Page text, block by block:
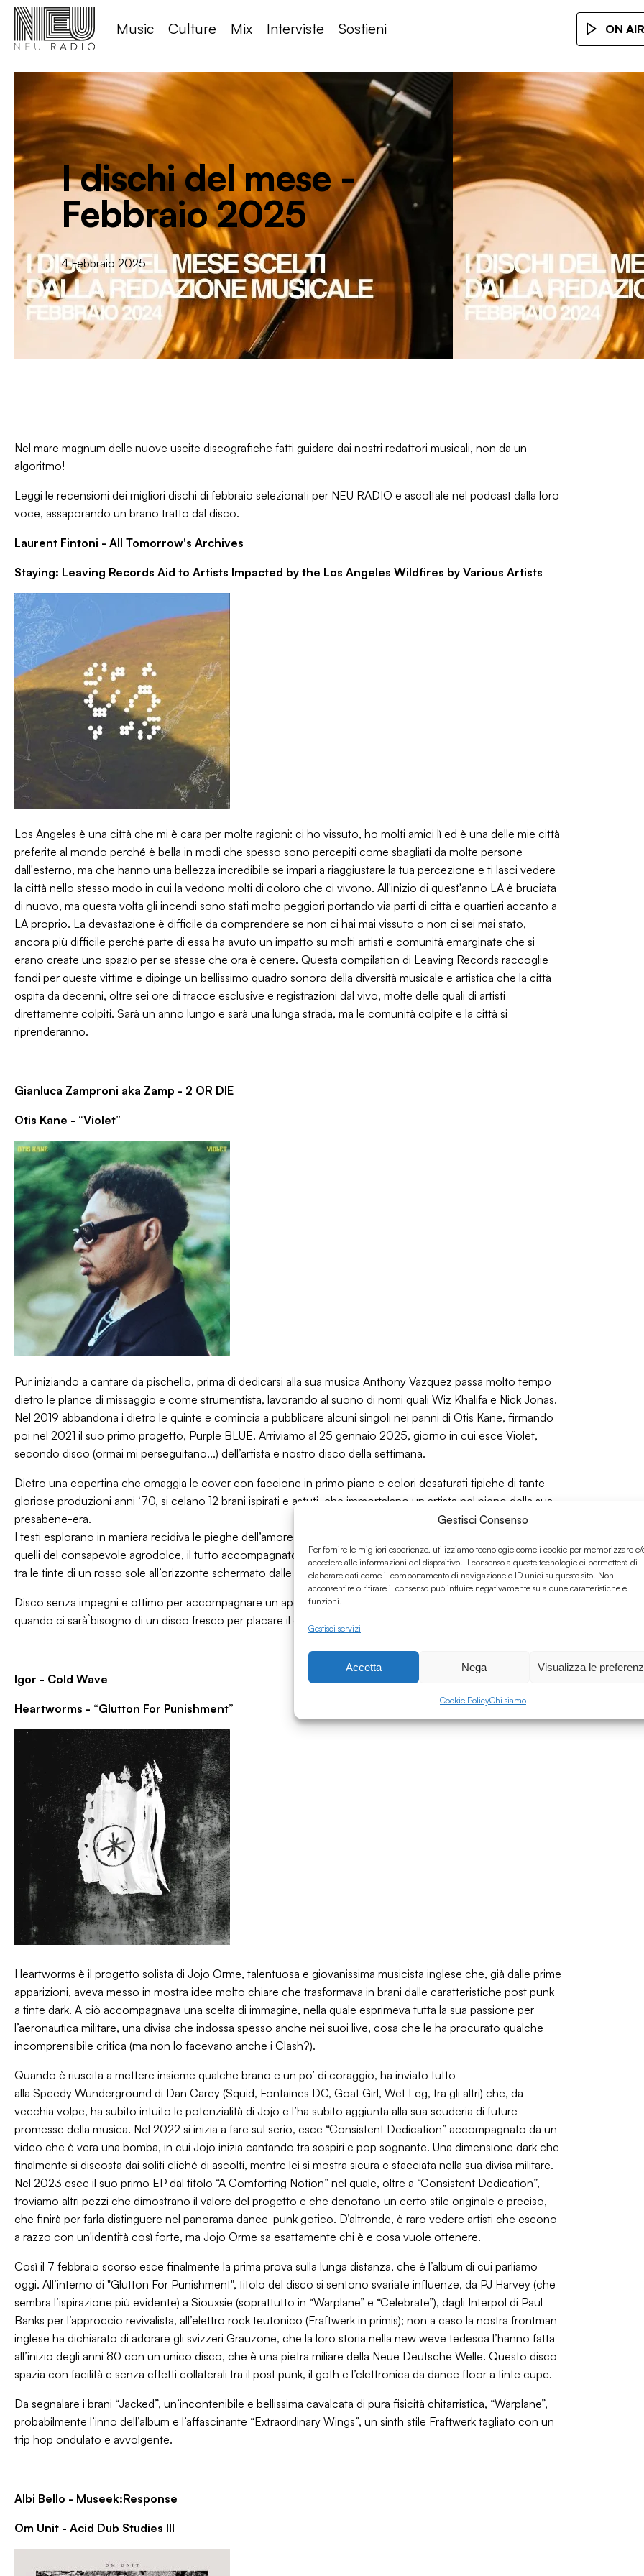
Gestisci Consenso
Per fornire le migliori esperienze, utilizziamo tecnologie come i cookie per memorizzare e/
accedere alle informazioni del dispositivo. Il consenso a queste tecnologie ci permetterà di
elaborare dati come il comportamento di navigazione o ID unici su questo sito. Non
acconsentire o ritirare il consenso può influire negativamente su alcune caratteristiche e
funzioni.
Gestisci servizi
Accetta Nega Visualizza le
Cookie PolicyChi siamo
Music Culture Mix Interviste Sostieni ON
I dischi del mese -
Febbraio 2025
4 Febbraio 2025
Nel mare magnum delle nuove uscite discografiche fatti guidare dai nostri redattori musicali, non da un
algoritmo!
Leggi le recensioni dei migliori dischi di febbraio selezionati per NEU RADIO e ascoltale nel podcast dalla loro
voce, assaporando un brano tratto dal disco.
Laurent Fintoni - All Tomorrow's Archives
Staying: Leaving Records Aid to Artists Impacted by the Los Angeles Wildfires by Various Artists
Los Angeles è una città che mi è cara per molte ragioni: ci ho vissuto, ho molti amici lì ed è una delle mie città
preferite al mondo perché è bella in modi che spesso sono percepiti come sbagliati da molte persone
dall'esterno, ma che hanno una bellezza incredibile se impari a riaggiustare la tua percezione e ti lasci vedere
la città nello stesso modo in cui la vedono molti di coloro che ci vivono. All'inizio di quest'anno LA è bruciata
di nuovo, ma questa volta gli incendi sono stati molto peggiori portando via parti di città e quartieri accanto a
LA proprio. La devastazione è difficile da comprendere se non ci hai mai vissuto o non ci sei mai stato,
ancora più difficile perché parte di essa ha avuto un impatto su molti artisti e comunità emarginate che si
erano create uno spazio per se stesse che ora è cenere. Questa compilation di Leaving Records raccoglie
fondi per queste vittime e dipinge un bellissimo quadro sonoro della diversità musicale e artistica che la città
ospita da decenni, oltre sei ore di tracce esclusive e registrazioni dal vivo, molte delle quali di artisti
direttamente colpiti. Sarà un anno lungo e sarà una lunga strada, ma le comunità colpite e la città si
riprenderanno.
Gianluca Zamproni aka Zamp - 2 OR DIE
Otis Kane - “Violet”
Pur iniziando a cantare da pischello, prima di dedicarsi alla sua musica Anthony Vazquez passa molto tempo
dietro le plance di missaggio e come strumentista, lavorando al suono di nomi quali Wiz Khalifa e Nick Jonas.
Nel 2019 abbandona i dietro le quinte e comincia a pubblicare alcuni singoli nei panni di Otis Kane, firmando
poi nel 2021 il suo primo progetto, Purple BLUE. Arriviamo al 25 gennaio 2025, giorno in cui esce Violet,
secondo disco (ormai mi perseguitano...) dell’artista e nostro disco della settimana.
Dietro una copertina che omaggia le cover con faccione in primo piano e colori desaturati tipiche di tante
gloriose produzioni anni ‘70, si celano 12 brani ispirati e astuti, che immortalano un artista nel pieno della sua
presabene-era.
I testi esplorano in maniera recidiva le pieghe dell’amore nei suoi vari stadi, dall’epoca del solo miele e fuoco a
quelli del consapevole agrodolce, il tutto accompagnato da un bel souly/funky/r’n’by sound che ci proietta
tra le tinte di un rosso sole all’orizzonte schermato dalle palme di Los Angeles, terra natale di Kane.
Disco senza impegni e ottimo per accompagnare un aperitivo in terrazza, magari fra qualche mesetto,
quando ci sarà̀ bisogno di un disco fresco per placare il caldo.
Igor - Cold Wave
Heartworms - “Glutton For Punishment”
Heartworms è il progetto solista di Jojo Orme, talentuosa e giovanissima musicista inglese che, già dalle prime
apparizioni, aveva messo in mostra idee molto chiare che trasformava in brani dalle caratteristiche post punk
a tinte dark. A ciò accompagnava una scelta di immagine, nella quale esprimeva tutta la sua passione per
l’aeronautica militare, una divisa che indossa spesso anche nei suoi live, cosa che le ha procurato qualche
incomprensibile critica (ma non lo facevano anche i Clash?).
Quando è riuscita a mettere insieme qualche brano e un po’ di coraggio, ha inviato tutto
alla Speedy Wunderground di Dan Carey (Squid, Fontaines DC, Goat Girl, Wet Leg, tra gli altri) che, da
vecchia volpe, ha subito intuito le potenzialità di Jojo e l’ha subito aggiunta alla sua scuderia di future
promesse della musica. Nel 2022 si inizia a fare sul serio, esce “Consistent Dedication” accompagnato da un
video che è vera una bomba, in cui Jojo inizia cantando tra sospiri e pop sognante. Una dimensione dark che
finalmente si discosta dai soliti cliché di ascolti, mentre lei si mostra sicura e sfacciata nella sua divisa militare.
Nel 2023 esce il suo primo EP dal titolo “A Comforting Notion” nel quale, oltre a “Consistent Dedication”,
troviamo altri pezzi che dimostrano il valore del progetto e che denotano un certo stile originale e preciso,
che finirà per farla distinguere nel panorama dance-punk gotico. D’altronde, è raro vedere artisti che escono
a razzo con un'identità così forte, ma Jojo Orme sa esattamente chi è e cosa vuole ottenere.
Così il 7 febbraio scorso esce finalmente la prima prova sulla lunga distanza, che è l’album di cui parliamo
oggi. All’interno di "Glutton For Punishment", titolo del disco si sentono svariate influenze, da PJ Harvey (che
sembra l’ispirazione più evidente) a Siouxsie (soprattutto in “Warplane” e “Celebrate”), dagli Interpol di Paul
Banks per l’approccio revivalista, all’elettro rock teutonico (Fraftwerk in primis); non a caso la nostra frontman
inglese ha dichiarato di adorare gli svizzeri Grauzone, che la loro storia nella new weve tedesca l’hanno fatta
all’inizio degli anni 80 con un unico disco, che è una pietra miliare della Neue Deutsche Welle. Questo disco
spazia con facilità e senza effetti collaterali tra il post punk, il goth e l’elettronica da dance floor a tinte cupe.
Da segnalare i brani “Jacked”, un’incontenibile e bellissima cavalcata di pura fisicità chitarristica, “Warplane”,
probabilmente l’inno dell’album e l’affascinante “Extraordinary Wings”, un sinth stile Fraftwerk tagliato con un
trip hop ondulato e avvolgente.
Albi Bello - Museek:Response
Om Unit - Acid Dub Studies III